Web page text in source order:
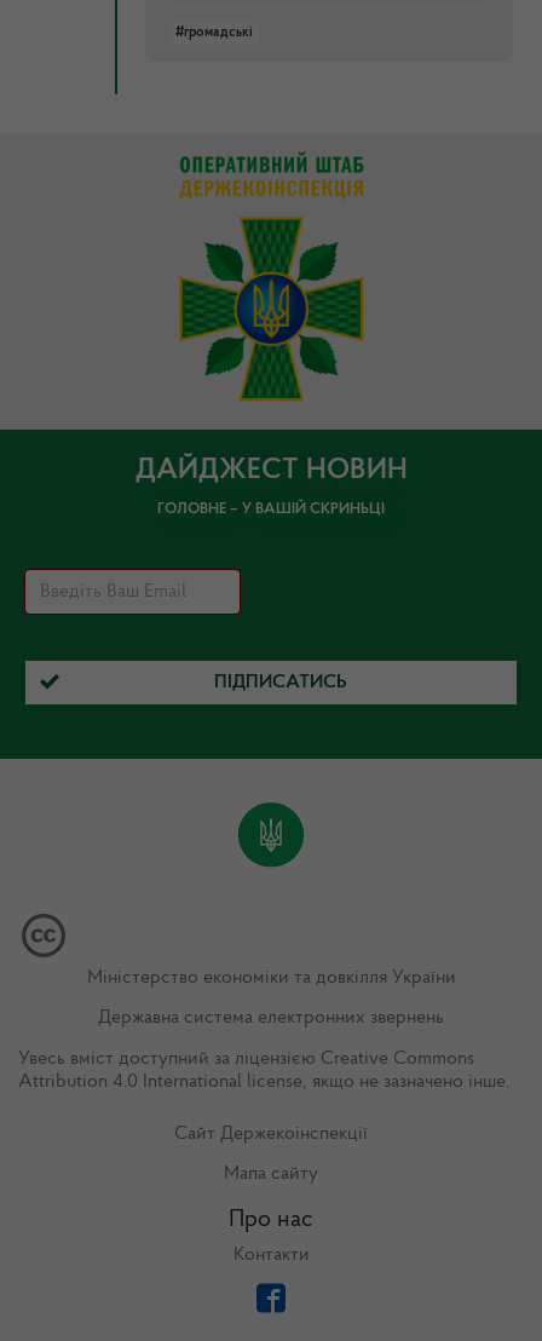
#громадські
ДАЙДЖЕСТ НОВИН
ГОЛОВНЕ – У ВАШІЙ СКРИНЬЦІ
ПІДПИСАТИСЬ
Міністерство економіки та довкілля України
Державна система електронних звернень
Увесь вміст доступний за ліцензією Creative Commons
Attribution 4.0 International license, якщо не зазначено інше.
Сайт Держекоінспекції
Мапа сайту
Про нас
Контакти